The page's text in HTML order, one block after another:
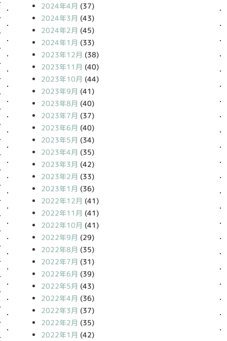
2024年4月 (37)
2024年3月 (43)
2024年2月 (45)
2024年1月 (33)
2023年12月 (38)
2023年11月 (40)
2023年10月 (44)
2023年9月 (41)
2023年8月 (40)
2023年7月 (37)
2023年6月 (40)
2023年5月 (34)
2023年4月 (35)
2023年3月 (42)
2023年2月 (33)
2023年1月 (36)
2022年12月 (41)
2022年11月 (41)
2022年10月 (41)
2022年9月 (29)
2022年8月 (35)
2022年7月 (31)
2022年6月 (39)
2022年5月 (43)
2022年4月 (36)
2022年3月 (37)
2022年2月 (35)
2022年1月 (42)